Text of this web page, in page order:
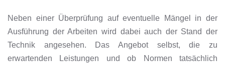
Neben einer Überprüfung auf eventuelle Mängel in der
Ausführung der Arbeiten wird dabei auch der Stand der
Technik angesehen. Das Angebot selbst, die zu
erwartenden Leistungen und ob Normen tatsächlich